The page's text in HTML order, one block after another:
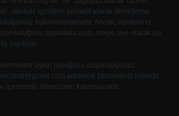
sitedeki içerikleri proaktif olarak denetleme
bulunmamaktadır. Ancak, üyelerimiz
taşımakta olup, siteye üye olarak bu
sayılırlar.
aykırı olduğunu düşündüğünüz
adresine bildirmeniz halinde,
içerisinde sitemizden kaldırılacaktır.